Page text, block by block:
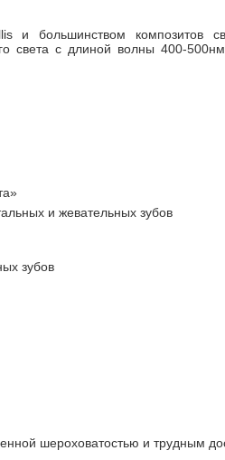
и большинством композитов
света с длиной волны 400-
и жевательных зубов
зубов
шероховатостью и трудным